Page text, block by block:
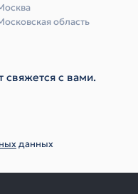
область
свяжется с вами.
данных